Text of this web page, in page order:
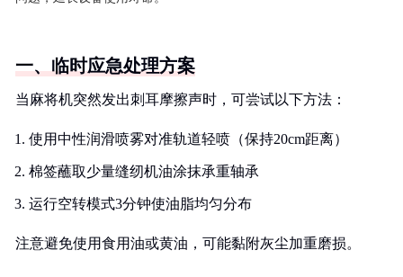
一、临时应急处理方案
当麻将机突然发出刺耳摩擦声时，可尝试以下方法：
使用中性润滑喷雾对准轨道轻喷（保持20cm距离）
棉签蘸取少量缝纫机油涂抹承重轴承
运行空转模式3分钟使油脂均匀分布
注意避免使用食用油或黄油，可能黏附灰尘加重磨损。